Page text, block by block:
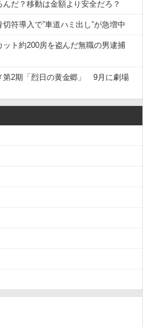
だ？移動は金額より安全だろ？
符導入で”車道ハミ出し”が急増中
ット約200房を盗んだ無職の男逮捕
第2期「烈日の黄金郷」 9月に劇場